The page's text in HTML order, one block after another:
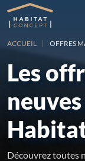
ACCUEIL OFFRES
Les
Découvrez toutes